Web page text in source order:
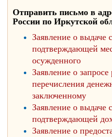
Отправить письмо в
России по Иркутской
Заявление о выдаче
подтверждающей
осужденного
Заявление о
перечисления
заключенному
Заявление о выдаче
подтверждающей
Заявление о